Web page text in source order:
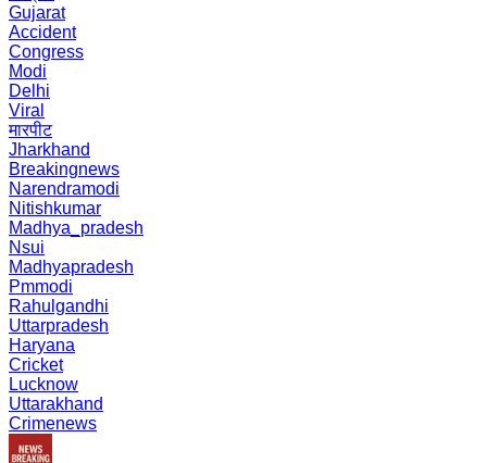
Gujarat
Accident
Congress
Modi
Delhi
Viral
मारपीट
Jharkhand
Breakingnews
Narendramodi
Nitishkumar
Madhya_pradesh
Nsui
Madhyapradesh
Pmmodi
Rahulgandhi
Uttarpradesh
Haryana
Cricket
Lucknow
Uttarakhand
Crimenews